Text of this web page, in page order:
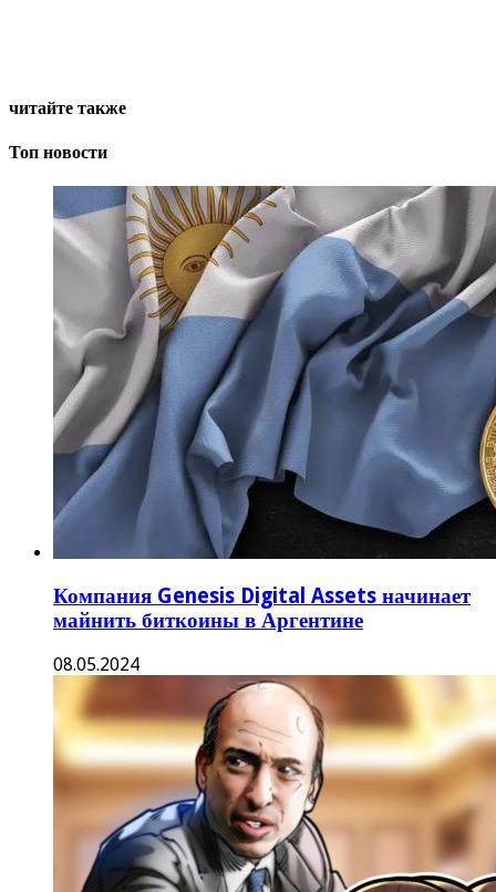
читайте также
Топ новости
Компания Genesis Digital Assets начинает
майнить биткоины в Аргентине
08.05.2024